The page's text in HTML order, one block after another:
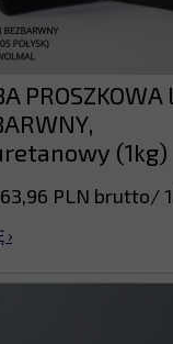
PROSZKOWA
(1kg)
63,96 PLN brutto/
›